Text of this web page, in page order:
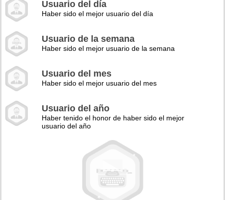
Usuario del día
Haber sido el mejor usuario del día
Usuario de la semana
Haber sido el mejor usuario de la semana
Usuario del mes
Haber sido el mejor usuario del mes
Usuario del año
Haber tenido el honor de haber sido el mejor
usuario del año